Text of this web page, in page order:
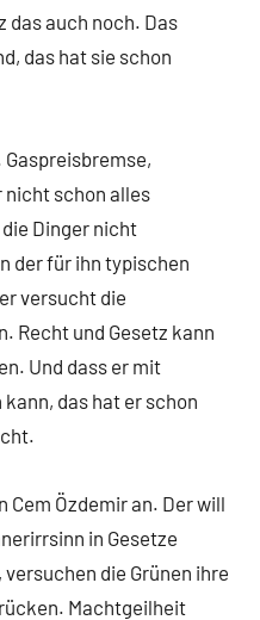
auch noch. Das
das hat sie schon
nicht schon alles
Dinger nicht
der für ihn typischen
versucht die
Recht und Gesetz kann
Und dass er mit
das hat er schon
Cem Özdemir an. Der will
in Gesetze
die Grünen ihre
Machtgeilheit